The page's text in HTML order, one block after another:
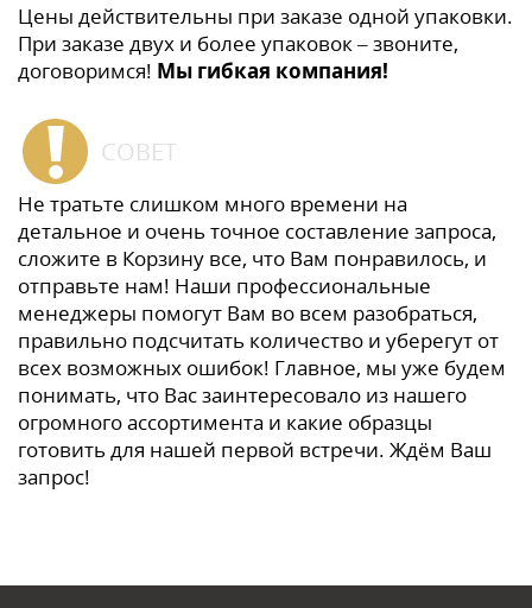
Цены действительны при заказе одной упаковки.
При заказе двух и более упаковок – звоните,
договоримся! Мы гибкая компания!
СОВЕТ
Не тратьте слишком много времени на
детальное и очень точное составление запроса,
сложите в Корзину все, что Вам понравилось, и
отправьте нам! Наши профессиональные
менеджеры помогут Вам во всем разобраться,
правильно подсчитать количество и уберегут от
всех возможных ошибок! Главное, мы уже будем
понимать, что Вас заинтересовало из нашего
огромного ассортимента и какие образцы
готовить для нашей первой встречи. Ждём Ваш
запрос!